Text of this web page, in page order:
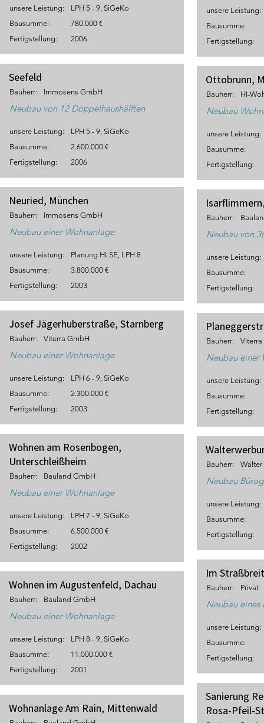
unsere Leistung:
Bausumme:
Fertigstellung:
LPH 5 - 9, SiGeKo
780.000 €
2006
Seefeld
Bauherr: Immosens GmbH
Neubau von 12 Doppelhaushälften
unsere Leistung:
Bausumme:
Fertigstellung:
LPH 5 - 9, SiGeKo
2.600.000 €
2006
Neuried, München
Bauherr: Immosens GmbH
Neubau einer Wohnanlage
unsere Leistung:
Bausumme:
Fertigstellung:
Planung HLSE, LPH 8
3.800.000 €
2003
Josef Jägerhuberstraße, Starnberg
Bauherr: Viterra GmbH
Neubau einer Wohnanlage
unsere Leistung:
Bausumme:
Fertigstellung:
LPH 6 - 9, SiGeKo
2.300.000 €
2003
Wohnen am Rosenbogen,
Unterschleißheim
Bauherr: Bauland GmbH
Neubau einer Wohnanlage
unsere Leistung:
Bausumme:
Fertigstellung:
LPH 7 - 9, SiGeKo
6.500.000 €
2002
Wohnen im Augustenfeld, Dachau
Bauherr: Bauland GmbH
Neubau einer Wohnanlage
unsere Leistung:
Bausumme:
Fertigstellung:
LPH 8 - 9, SiGeKo
11.000.000 €
2001
Wohnanlage Am Rain, Mittenwald
unsere Leistung:
Bausumme:
Fertigstellung:
Ottobrunn,
Bauherr: HI-
Neubau
unsere Leistung:
Bausumme:
Fertigstellung:
Bauherr:
Neubau von
unsere Leistung:
Bausumme:
Fertigstellung:
Bauherr:
Neubau einer
unsere Leistung:
Bausumme:
Fertigstellung:
Bauherr:
Neubau
unsere Leistung:
Bausumme:
Fertigstellung:
Im
Bauherr: Privat
Neubau eines
unsere Leistung:
Bausumme:
Fertigstellung:
Sanierung
Rosa-Pfeil-